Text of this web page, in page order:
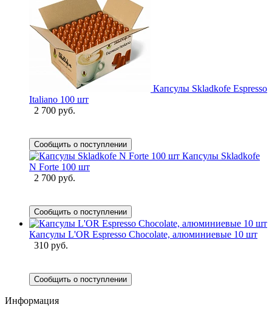
Капсулы Skladkofe Espresso
Italiano 100 шт
2 700 руб.
Сообщить о поступлении
Капсулы Skladkofe
N Forte 100 шт
2 700 руб.
Сообщить о поступлении
Капсулы L'OR Espresso Chocolate, алюминиевые 10 шт
310 руб.
Сообщить о поступлении
Информация